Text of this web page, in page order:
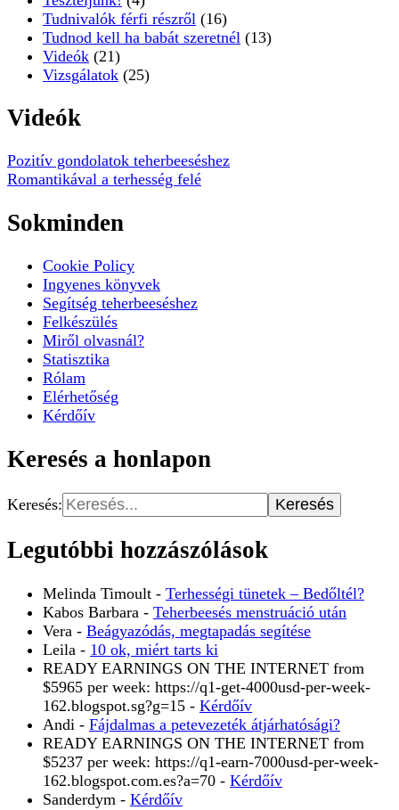
Tudnivalók férfi részről (16)
Tudnod kell ha babát szeretnél (13)
Videók (21)
Vizsgálatok (25)
Videók
Pozitív gondolatok teherbeeséshez
Romantikával a terhesség felé
Sokminden
Cookie Policy
Ingyenes könyvek
Segítség teherbeeséshez
Felkészülés
Miről olvasnál?
Statisztika
Rólam
Elérhetőség
Kérdőív
Keresés a honlapon
Keresés:
Legutóbbi hozzászólások
Melinda Timoult - Terhességi tünetek – Bedőltél?
Kabos Barbara - Teherbeesés menstruáció után
Vera - Beágyazódás, megtapadás segítése
Leila - 10 ok, miért tarts ki
READY EARNINGS ON THE INTERNET from
$5965 per week: https://q1-get-4000usd-per-week-
162.blogspot.sg?g=15 - Kérdőív
Andi - Fájdalmas a petevezeték átjárhatósági?
READY EARNINGS ON THE INTERNET from
$5237 per week: https://q1-earn-7000usd-per-week-
162.blogspot.com.es?a=70 - Kérdőív
Sanderdym - Kérdőív